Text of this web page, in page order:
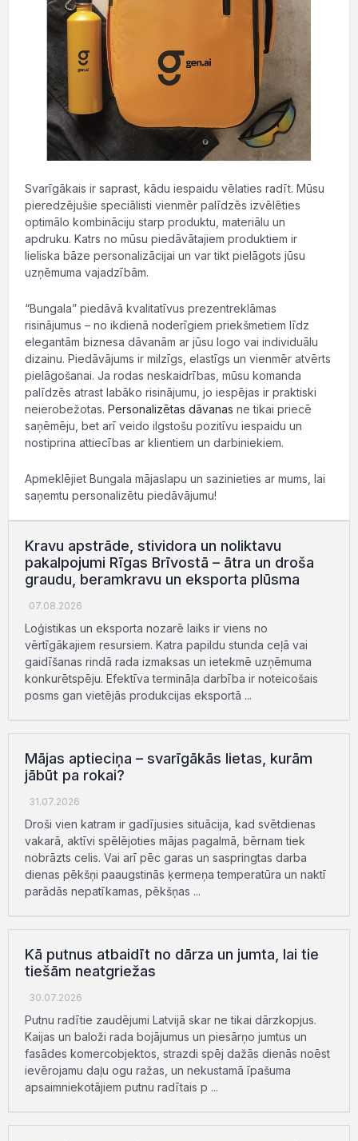
Svarīgākais ir saprast, kādu iespaidu vēlaties radīt. Mūsu
pieredzējušie speciālisti vienmēr palīdzēs izvēlēties
optimālo kombināciju starp produktu, materiālu un
apdruku. Katrs no mūsu piedāvātajiem produktiem ir
lieliska bāze personalizācijai un var tikt pielāgots jūsu
uzņēmuma vajadzībām.
“Bungala” piedāvā kvalitatīvus prezentreklāmas
risinājumus – no ikdienā noderīgiem priekšmetiem līdz
elegantām biznesa dāvanām ar jūsu logo vai individuālu
dizainu. Piedāvājums ir milzīgs, elastīgs un vienmēr atvērts
pielāgošanai. Ja rodas neskaidrības, mūsu komanda
palīdzēs atrast labāko risinājumu, jo iespējas ir praktiski
neierobežotas. Personalizētas dāvanas ne tikai priecē
saņēmēju, bet arī veido ilgstošu pozitīvu iespaidu un
nostiprina attiecības ar klientiem un darbiniekiem.
Apmeklējiet Bungala mājaslapu un sazinieties ar mums, lai
saņemtu personalizētu piedāvājumu!
Kravu apstrāde, stividora un noliktavu
pakalpojumi Rīgas Brīvostā – ātra un droša
graudu, beramkravu un eksporta plūsma
07.08.2026
Loģistikas un eksporta nozarē laiks ir viens no
vērtīgākajiem resursiem. Katra papildu stunda ceļā vai
gaidīšanas rindā rada izmaksas un ietekmē uzņēmuma
konkurētspēju. Efektīva termināļa darbība ir noteicošais
posms gan vietējās produkcijas eksportā ...
Mājas aptieciņa – svarīgākās lietas, kurām
jābūt pa rokai?
31.07.2026
Droši vien katram ir gadījusies situācija, kad svētdienas
vakarā, aktīvi spēlējoties mājas pagalmā, bērnam tiek
nobrāzts celis. Vai arī pēc garas un saspringtas darba
dienas pēkšņi paaugstinās ķermeņa temperatūra un naktī
parādās nepatīkamas, pēkšņas ...
Kā putnus atbaidīt no dārza un jumta, lai tie
tiešām neatgriežas
30.07.2026
Putnu radītie zaudējumi Latvijā skar ne tikai dārzkopjus.
Kaijas un baloži rada bojājumus un piesārņo jumtus un
fasādes komercobjektos, strazdi spēj dažās dienās noēst
ievērojamu daļu ogu ražas, un nekustamā īpašuma
apsaimniekotājiem putnu radītais p ...